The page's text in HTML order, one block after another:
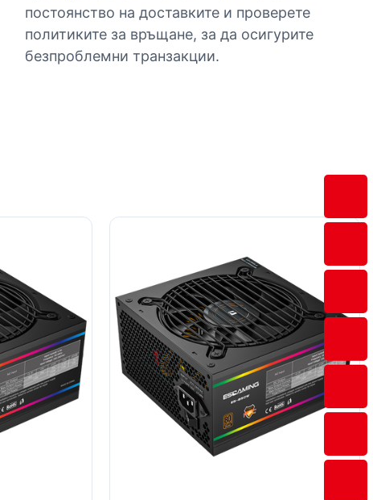
постоянство на доставките и проверете
политиките за връщане, за да осигурите
безпроблемни транзакции.